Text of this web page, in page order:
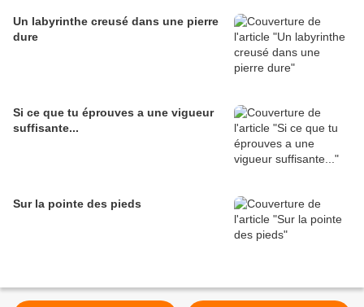
Un labyrinthe creusé dans une pierre
dure
Si ce que tu éprouves a une vigueur
suffisante...
Sur la pointe des pieds